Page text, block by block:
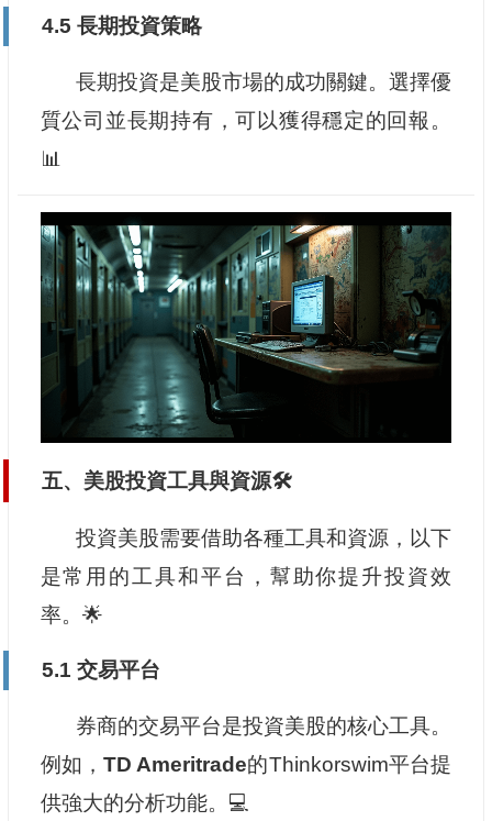
4.5 長期投資策略
長期投資是美股市場的成功關鍵。選擇優
質公司並長期持有，可以獲得穩定的回報。
📊
五、美股投資工具與資源🛠️
投資美股需要借助各種工具和資源，以下
是常用的工具和平台，幫助你提升投資效
率。🌟
5.1 交易平台
券商的交易平台是投資美股的核心工具。
例如，TD Ameritrade的Thinkorswim平台提
供強大的分析功能。💻